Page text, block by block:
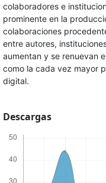
colaboradores e
prominente en la
colaboraciones
entre autores,
aumentan y se renuevan
como la cada vez mayor
digital.
Descargas